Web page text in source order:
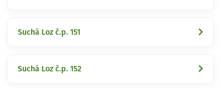
Suchá Loz č.p. 151
Suchá Loz č.p. 152